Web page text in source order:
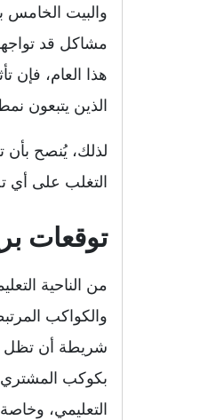
والبيت
مشاكل قد
هذا العام،
الذين يتبعون
لذلك، يُنصح
التغلب على أي
توقعات برج
والكواكب
شريطة أن تظل
بكوكب المشتري
التعليمي،